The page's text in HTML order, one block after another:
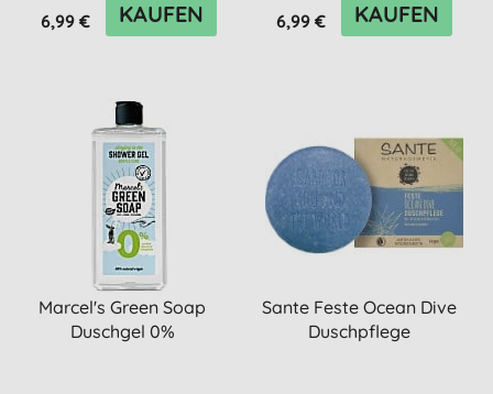
6,99 € KAUFEN 6,99 € KAUFEN
Marcel's Green Soap
Duschgel 0%
Sante Feste Ocean Dive
Duschpflege